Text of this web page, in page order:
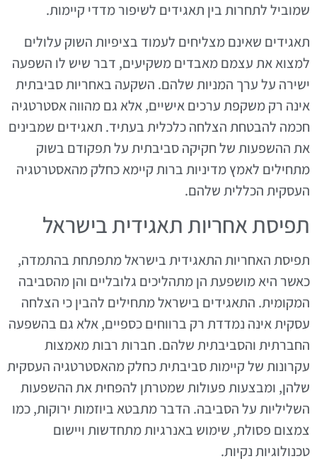
שמוביל לתחרות בין תאגידים לשיפור מדדי קיימות.
תאגידים שאינם מצליחים לעמוד בציפיות השוק עלולים
למצוא את עצמם מאבדים משקיעים, דבר שיש לו השפעה
ישירה על ערך המניות שלהם. השקעה באחריות סביבתית
אינה רק משקפת ערכים אישיים, אלא גם מהווה אסטרטגיה
חכמה להבטחת הצלחה כלכלית בעתיד. תאגידים שמבינים
את ההשפעות של חקיקה סביבתית על תפקודם בשוק
מתחילים לאמץ מדיניות ברות קיימא כחלק מהאסטרטגיה
העסקית הכללית שלהם.
תפיסת אחריות תאגידית בישראל
תפיסת האחריות התאגידית בישראל מתפתחת בהתמדה,
כאשר היא מושפעת הן מתהליכים גלובליים והן מהסביבה
המקומית. התאגידים בישראל מתחילים להבין כי הצלחה
עסקית אינה נמדדת רק ברווחים כספיים, אלא גם בהשפעה
החברתית והסביבתית שלהם. חברות רבות מאמצות
עקרונות של קיימות סביבתית כחלק מהאסטרטגיה העסקית
שלהן, ומבצעות פעולות שמטרתן להפחית את ההשפעות
השליליות על הסביבה. הדבר מתבטא ביוזמות ירוקות, כמו
צמצום פסולת, שימוש באנרגיות מתחדשות ויישום
טכנולוגיות נקיות.